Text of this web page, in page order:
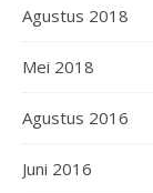
Agustus 2018
Mei 2018
Agustus 2016
Juni 2016